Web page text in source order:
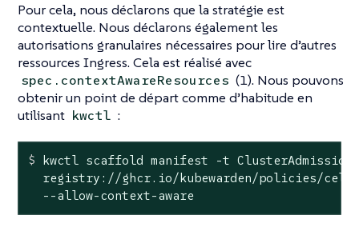
Pour cela, nous déclarons que la stratégie est
contextuelle. Nous déclarons également les
autorisations granulaires nécessaires pour lire d’autres
ressources Ingress. Cela est réalisé avec
spec.contextAwareResources (1). Nous pouvons
obtenir un point de départ comme d’habitude en
utilisant kwctl :
$ kwctl scaffold manifest -t
registry://ghcr.io/kubewarden/policies/cel-
  --allow-context-aware